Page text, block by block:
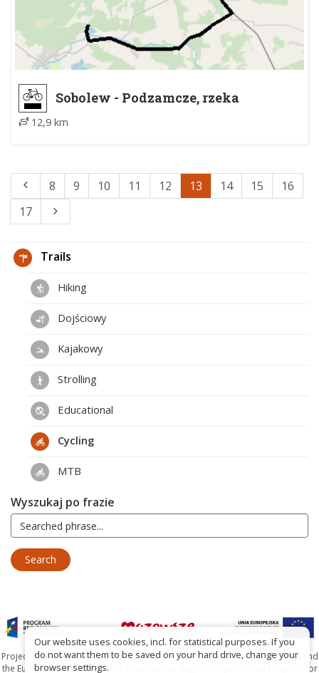
Sobolew - Podzamcze, rzeka
12,9 km
8 9 10 11 12 13 14 15
16
17
Trails
Hiking
Dojściowy
Kajakowy
Strolling
Educational
Cycling
MTB
Wyszukaj po frazie
Project co-financed by the Marshal's Office of the Mazowieckie Voivodship and
the European Union under the Mazowieckie Regional Operational Program for
Our website uses cookies, incl. for statistical purposes. If you
do not want them to be saved on your hard drive, change your
browser settings.